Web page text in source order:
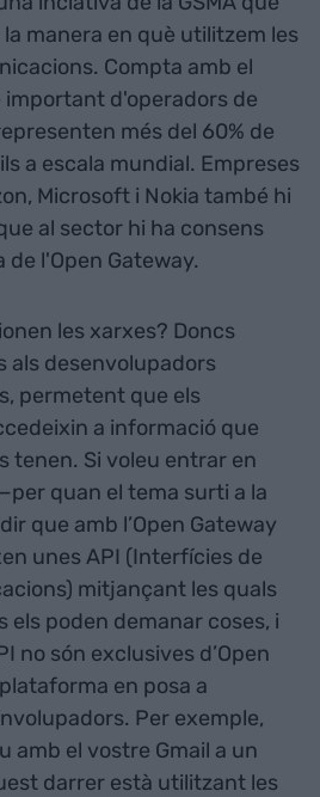
manera en què utilitzem les
Compta amb el
d'operadors de
més del 60% de
a escala mundial. Empreses
Microsoft i Nokia també hi
al sector hi ha consens
l'Open Gateway.
les xarxes? Doncs
als desenvolupadors
permetent que els
a informació que
tenen. Si voleu entrar en
quan el tema surti a la
que amb l’Open Gateway
unes API (Interfícies de
mitjançant les quals
els poden demanar coses, i
no són exclusives d’Open
en posa a
Per exemple,
amb el vostre Gmail a un
darrer està utilitzant les